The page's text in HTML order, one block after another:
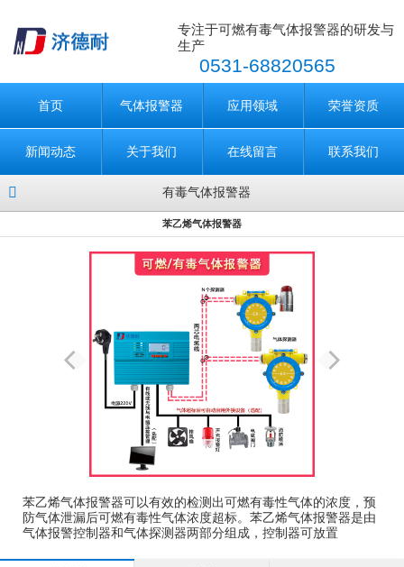
专注于可燃有毒气体报警器的研发与
生产
0531-68820565
首页 气体报警器 应用领域 荣誉资质
新闻动态 关于我们 在线留言 联系我们
有毒气体报警器
苯乙烯气体报警器
苯乙烯气体报警器可以有效的检测出可燃有毒性气体的浓度，预
防气体泄漏后可燃有毒性气体浓度超标。苯乙烯气体报警器是由
气体报警控制器和气体探测器两部分组成，控制器可放置